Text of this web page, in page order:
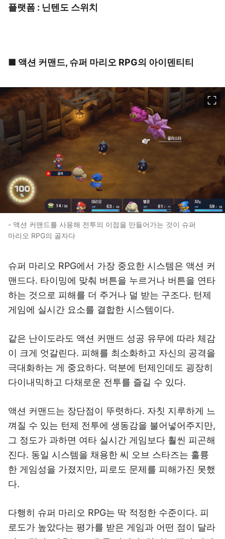
플랫폼 : 닌텐도 스위치
■ 액션 커맨드, 슈퍼 마리오 RPG의 아이덴티티
- 액션 커맨드를 사용해 전투의 이점을 만들어가는 것이 슈퍼
마리오 RPG의 골자다
슈퍼 마리오 RPG에서 가장 중요한 시스템은 액션 커
맨드다. 타이밍에 맞춰 버튼을 누르거나 버튼을 연타
하는 것으로 피해를 더 주거나 덜 받는 구조다. 턴제
게임에 실시간 요소를 결합한 시스템이다.
같은 난이도라도 액션 커맨드 성공 유무에 따라 체감
이 크게 엇갈린다. 피해를 최소화하고 자신의 공격을
극대화하는 게 중요하다. 덕분에 턴제인데도 굉장히
다이내믹하고 다채로운 전투를 즐길 수 있다.
액션 커맨드는 장단점이 뚜렷하다. 자칫 지루하게 느
껴질 수 있는 턴제 전투에 생동감을 불어넣어주지만,
그 정도가 과하면 여타 실시간 게임보다 훨씬 피곤해
진다. 동일 시스템을 채용한 씨 오브 스타즈는 훌륭
한 게임성을 가졌지만, 피로도 문제를 피해가진 못했
다.
다행히 슈퍼 마리오 RPG는 딱 적정한 수준이다. 피
로도가 높았다는 평가를 받은 게임과 어떤 점이 달라